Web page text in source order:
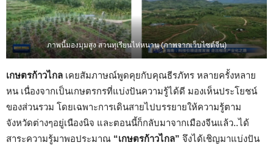
ภาพนี้มองมุมสูง สวนทุเรียนไห่หนาน (ภาพจากเว็บไซต์จีน)
เกษตรก้าวไกล เคยสัมภาษณ์พูดคุยกับคุณธีรภัทร หลายครั้งหลาย
หน เนื่องจากเป็นเกษตรกรที่แบ่งปันความรู้ได้ดี มองเห็นประโยชน์
ของส่วนรวม โดยเฉพาะการเดินสายไปบรรยายให้ความรู้ตาม
จังหวัดต่างๆอยู่เนืองนิจ และตอนนี้ก็กลับมาจากเมืองจีนแล้ว..ได้
สาระความรู้มาพอประมาณ “เกษตรก้าวไกล” จึงได้เชิญมาแบ่งปัน